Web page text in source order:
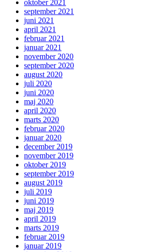
oktober 2021
september 2021
juni 2021
april 2021
februar 2021
januar 2021
november 2020
september 2020
august 2020
juli 2020
juni 2020
maj 2020
april 2020
marts 2020
februar 2020
januar 2020
december 2019
november 2019
oktober 2019
september 2019
august 2019
juli 2019
juni 2019
maj 2019
april 2019
marts 2019
februar 2019
januar 2019